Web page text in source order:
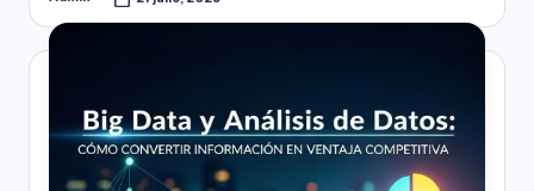
Publicado